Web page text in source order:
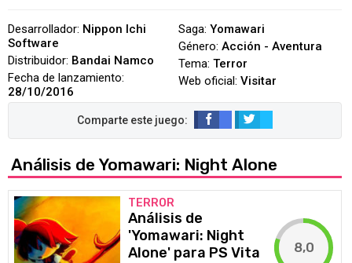
Desarrollador: Nippon Ichi
Software
Distribuidor: Bandai Namco
Fecha de lanzamiento:
28/10/2016
Saga: Yomawari
Género: Acción - Aventura
Tema: Terror
Web oficial: Visitar
Análisis de Yomawari: Night Alone
TERROR
Análisis de
'Yomawari: Night
Alone' para PS Vita
8,0